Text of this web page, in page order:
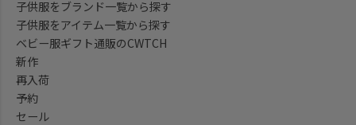
子供服をブランド一覧から探す
子供服をアイテム一覧から探す
ベビー服ギフト通販のCWTCH
新作
再入荷
予約
セール